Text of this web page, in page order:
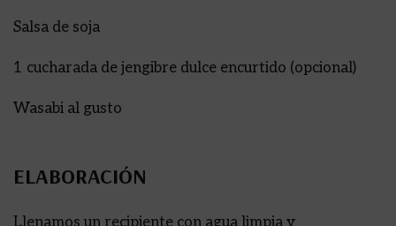
Salsa de soja
1 cucharada de jengibre dulce encurtido (opcional)
Wasabi al gusto
ELABORACIÓN
Llenamos un recipiente con agua limpia y